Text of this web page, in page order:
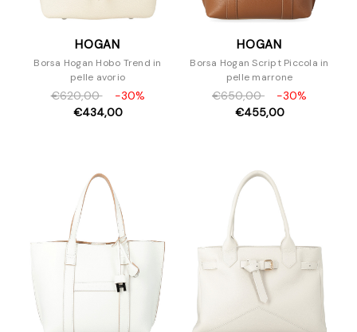
HOGAN
Borsa Hogan Hobo Trend in
pelle avorio
€620,00
-30%
€434,00
HOGAN
Borsa Hogan Script Piccola in
pelle marrone
€650,00
-30%
€455,00